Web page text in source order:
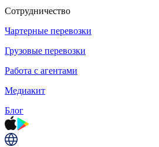
Сотрудничество
Чартерные перевозки
Грузовые перевозки
Работа с агентами
Медиакит
Блог